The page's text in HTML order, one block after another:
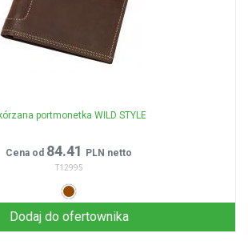
portmonetka WILD STYLE
Cena od 84.41 PLN netto
T12995
Dodaj do ofertownika